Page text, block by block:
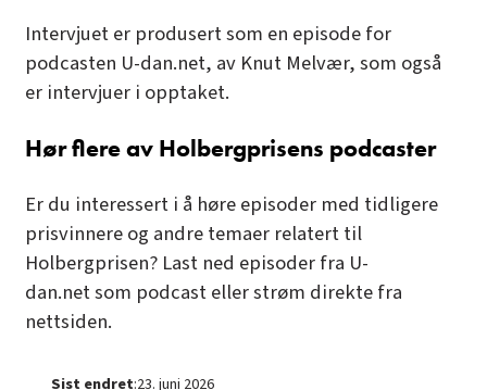
Intervjuet er produsert som en episode for
podcasten U-dan.net, av Knut Melvær, som også
er intervjuer i opptaket.
Hør flere av Holbergprisens podcaster
Er du interessert i å høre episoder med tidligere
prisvinnere og andre temaer relatert til
Holbergprisen? Last ned episoder fra U-
dan.netsom podcast eller strøm direkte fra
nettsiden.
Sist endret:23. juni 2026